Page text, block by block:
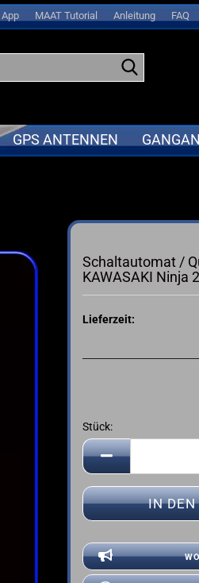
MAAT Tutorial Anleitung FAQ
BMW
KAWASAKI
YAMAHA
GPS ANTENNEN
Schaltautomat /
KAWASAKI Ninja
Lieferzeit:
Stück:
Stück